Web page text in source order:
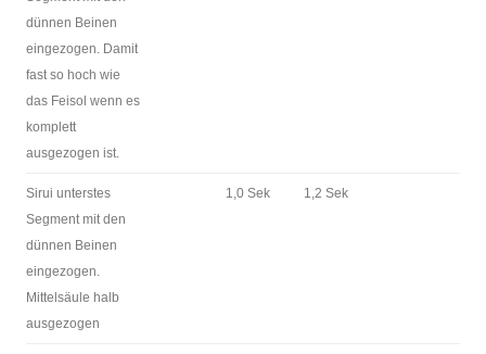
dünnen Beinen
eingezogen. Damit
fast so hoch wie
das Feisol wenn es
komplett
ausgezogen ist.
Sirui unterstes
Segment mit den
dünnen Beinen
eingezogen.
Mittelsäule halb
ausgezogen
1,0 Sek 1,2 Sek